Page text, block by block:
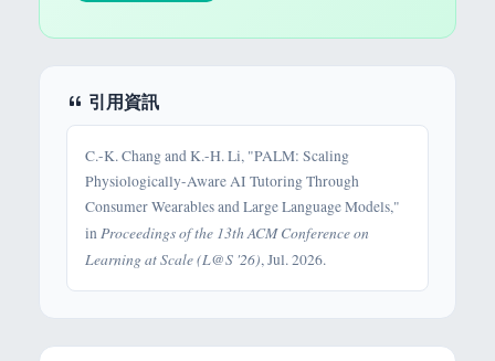
引用資訊
C.-K. Chang and K.-H. Li, "PALM: Scaling
Physiologically-Aware AI Tutoring Through
Consumer Wearables and Large Language Models,"
inProceedings of the 13th ACM Conference on
Learning at Scale (L@S '26), Jul. 2026.